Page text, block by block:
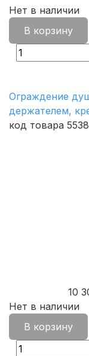
Нет в наличии
В корзину
Ограждение
держателем,
код товара
10
Нет в наличии
В корзину